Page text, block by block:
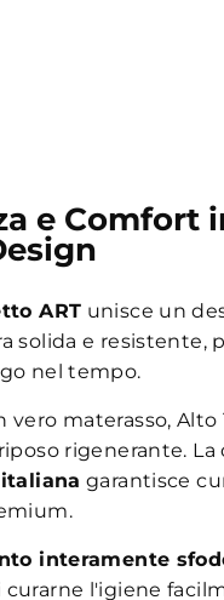
e Comfort
ART unisce un
solida e resistente,
nel tempo.
vero materasso, Alto
rigenerante. La
garantisce
interamente
l'igiene